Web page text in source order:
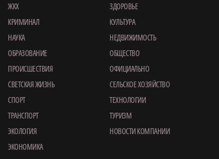
ЖКХ
ЗДОРОВЬЕ
КРИМИНАЛ
КУЛЬТУРА
НАУКА
НЕДВИЖИМОСТЬ
ОБРАЗОВАНИЕ
ОБЩЕСТВО
ПРОИСШЕСТВИЯ
ОФИЦИАЛЬНО
СВЕТСКАЯ ЖИЗНЬ
СЕЛЬСКОЕ ХОЗЯЙСТВО
СПОРТ
ТЕХНОЛОГИИ
ТРАНСПОРТ
ТУРИЗМ
ЭКОЛОГИЯ
НОВОСТИ КОМПАНИИ
ЭКОНОМИКА